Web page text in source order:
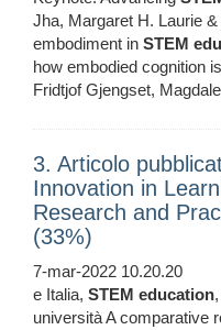
Jha, Margaret H. Laurie
embodiment in STEM
how embodied cognition
Fridtjof Gjengset,
3. Articolo
Innovation in
Research and
(33%)
7-mar-2022 10.20.20
e Italia, STEM education
università A comparative